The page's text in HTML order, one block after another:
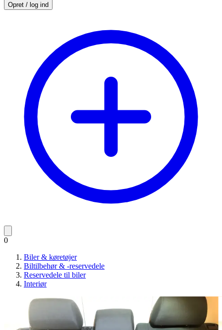
Opret / log ind
0
Biler & køretøjer
Biltilbehør & -reservedele
Reservedele til biler
Interiør